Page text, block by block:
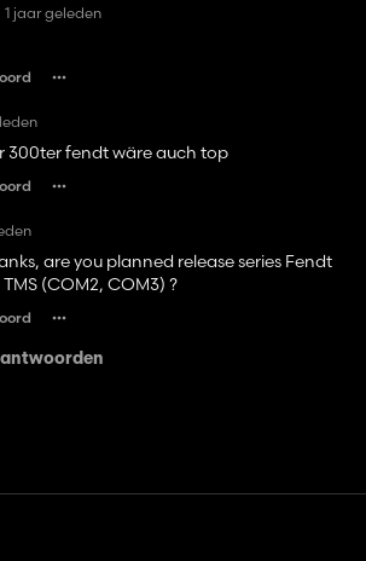
1 jaar geleden
300ter fendt wäre auch top
are you planned release series Fendt
(COM2, COM3) ?
antwoorden